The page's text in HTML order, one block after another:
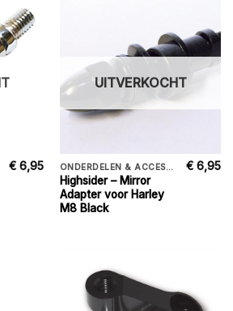
€ 6,95
UITVERKOCHT
ONDERDELEN & ACCESSORIES
Highsider – Mirror
Adapter voor Harley
M8 Black
€ 6,95